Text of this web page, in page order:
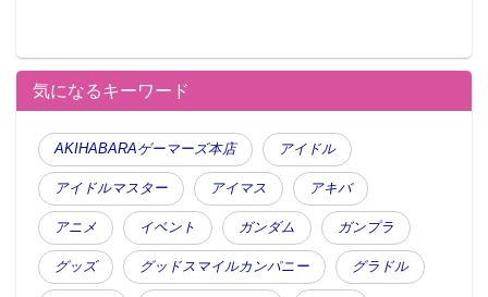
気になるキーワード
AKIHABARAゲーマーズ本店 アイドル
アイドルマスター アイマス アキバ
アニメ イベント ガンダム ガンプラ
グッズ グッドスマイルカンパニー グラドル